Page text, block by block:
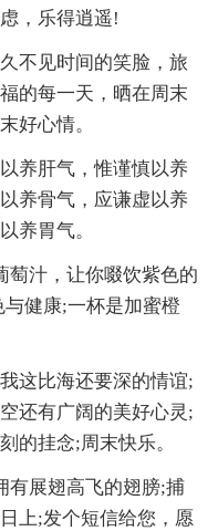
，乐得逍遥!
不见时间的笑脸，旅
的每一天，晒在周末
好心情。
养肝气，惟谨慎以养
养骨气，应谦虚以养
养胃气。
萄汁，让你啜饮紫色的
健康;一杯是加蜜橙
这比海还要深的情谊;
还有广阔的美好心灵;
的挂念;周末快乐。
有展翅高飞的翅膀;捕
上;发个短信给您，愿